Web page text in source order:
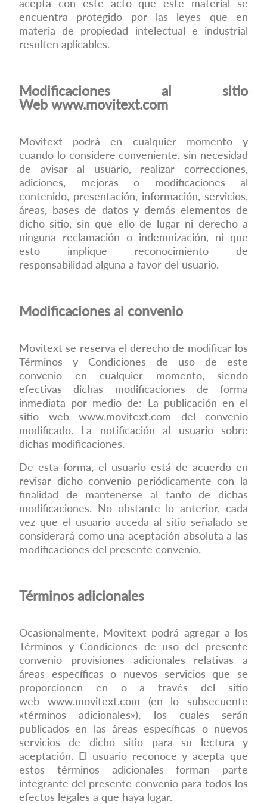
acepta con este acto que este material se
encuentra protegido por las leyes que en
materia de propiedad intelectual e industrial
resulten aplicables.
Modificaciones al sitio
Web www.movitext.com
Movitext podrá en cualquier momento y
cuando lo considere conveniente, sin necesidad
de avisar al usuario, realizar correcciones,
adiciones, mejoras o modificaciones al
contenido, presentación, información, servicios,
áreas, bases de datos y demás elementos de
dicho sitio, sin que ello de lugar ni derecho a
ninguna reclamación o indemnización, ni que
esto implique reconocimiento de
responsabilidad alguna a favor del usuario.
Modificaciones al convenio
Movitext se reserva el derecho de modificar los
Términos y Condiciones de uso de este
convenio en cualquier momento, siendo
efectivas dichas modificaciones de forma
inmediata por medio de: La publicación en el
sitio web www.movitext.com del convenio
modificado. La notificación al usuario sobre
dichas modificaciones.
De esta forma, el usuario está de acuerdo en
revisar dicho convenio periódicamente con la
finalidad de mantenerse al tanto de dichas
modificaciones. No obstante lo anterior, cada
vez que el usuario acceda al sitio señalado se
considerará como una aceptación absoluta a las
modificaciones del presente convenio.
Términos adicionales
Ocasionalmente, Movitext podrá agregar a los
Términos y Condiciones de uso del presente
convenio provisiones adicionales relativas a
áreas específicas o nuevos servicios que se
proporcionen en o a través del sitio
web www.movitext.com (en lo subsecuente
«términos adicionales»), los cuales serán
publicados en las áreas específicas o nuevos
servicios de dicho sitio para su lectura y
aceptación. El usuario reconoce y acepta que
estos términos adicionales forman parte
integrante del presente convenio para todos los
efectos legales a que haya lugar.